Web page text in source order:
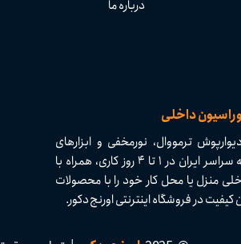
داخلی
درباره ما
ترمووال، نورمخفی و ابزارهای
دکوراسیون داخلی با کیفیت بالا و تنوع بی‌نظیر. ارسال سریع به سراسر ایران در ۱ تا ۴ روز کاری، همراه با
منزل یا محل کار خود را با محصولات
در فروشگاه اینترنتی اورنج دکور.​​​​​​​